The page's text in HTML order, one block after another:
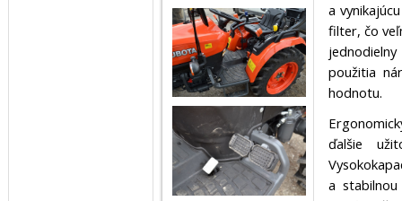
a
filter, čo
použitia
hodnotu.
ďalšie
a stabilnou